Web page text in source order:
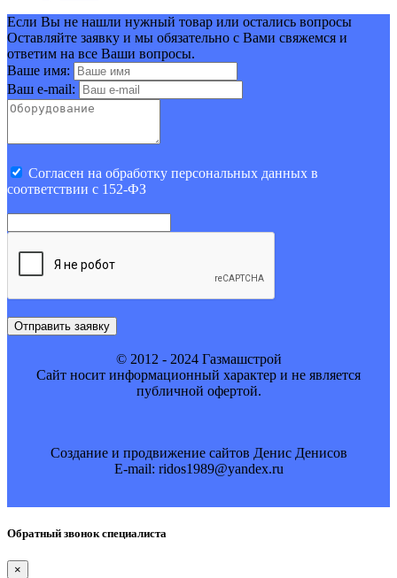
Если Вы не нашли нужный товар или остались вопросы
Оставляйте заявку и мы обязательно с Вами свяжемся и
ответим на все Ваши вопросы.
Ваше имя:
Ваш e-mail:
Cогласен на обработку персональных данных в
соответствии с 152-ФЗ
Отправить заявку
© 2012 - 2024 Газмашстрой
Cайт носит информационный характер и не является
публичной офертой.
Создание и продвижение сайтов Денис Денисов
E-mail: ridos1989@yandex.ru
Обратный звонок специалиста
×